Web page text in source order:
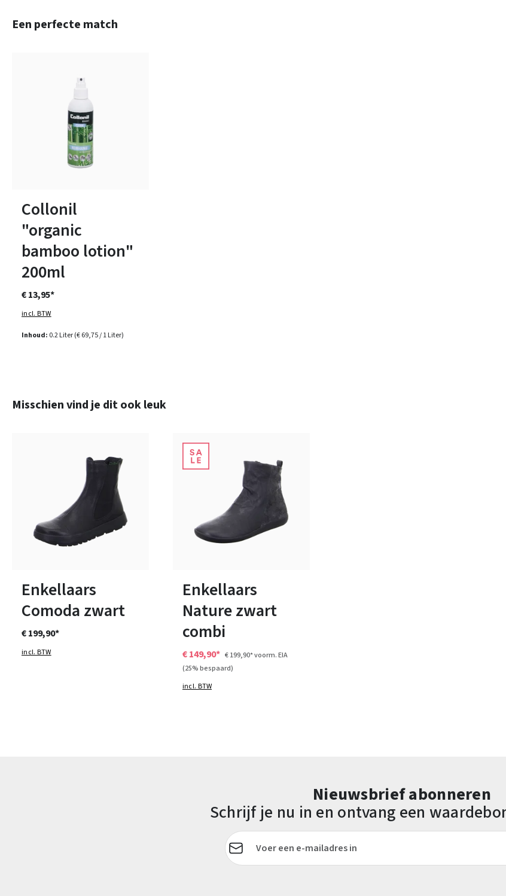
Productgalerij overslaan
Een perfecte match
Collonil
"organic
bamboo lotion"
200ml
Inhoud: 0.2 Liter(€ 69,75 / 1 Liter)
€ 13,95*
incl. BTW
Productgalerij overslaan
Misschien vind je dit ook leuk
Kleuren zwart bruinblauw
Enkellaars
Comoda zwart
€ 199,90*
incl. BTW
Kleuren zwartbruin
Enkellaars
Nature zwart
combi
€ 149,90* € 199,90*voorm. EIA
(25% bespaard)
incl. BTW
Nieuwsbrief abonneren
Schrijf je nu in en ontvang een
E-mailadres*